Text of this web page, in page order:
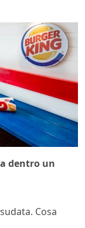
dentro un
Cosa